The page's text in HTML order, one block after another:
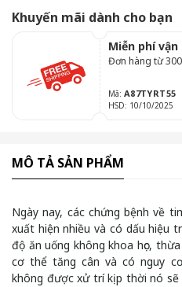
Khuyến mãi dành cho bạn
Miễn phí vận
Đơn hàng từ
Mã: A87TYRT55
HSD: 10/10/2025
MÔ TẢ SẢN PHẨM
Ngày nay, các chứng bệnh về
xuất hiện nhiều và có dấu hiệu
độ ăn uống không khoa học,
cơ thể tăng cân và có nguy
không được xử trí kịp thời nó sẽ